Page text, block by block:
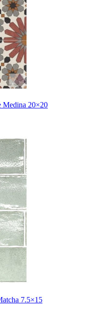
Medina 20×20
7.5×15